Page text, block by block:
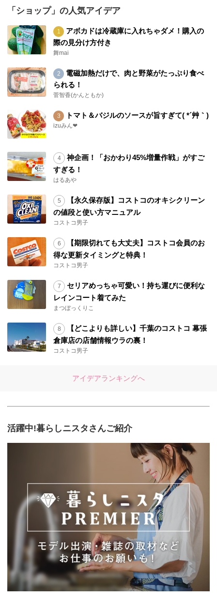
「ショップ」の人気アイデア
アボカドは冷蔵庫に入れちゃダメ！購入の
際の見分け方付き
舞mai
電磁加熱だけで、肉と野菜がたっぷり食べ
られる！
菅智香(かんともか)
トマト＆バジルのソースが旨すぎて( *´艸｀)
izuみん❤
神企画！「おかわり45%増量作戦」がすご
すぎる！
はるあや
【永久保存版】コストコのオキシクリーン
の値段と使い方マニュアル
コストコ男子
【期限切れても大丈夫】コストコ会員のお
得な更新タイミングと特典！
コストコ男子
セリアめっちゃ可愛い！持ち運びに便利な
レインコート着てみた
まつぼっくりこ
【どこよりも詳しい】千葉のコストコ 幕張
倉庫店の店舗情報ウラの裏！
コストコ男子
アイデアランキングへ
活躍中!暮らしニスタさんご紹介